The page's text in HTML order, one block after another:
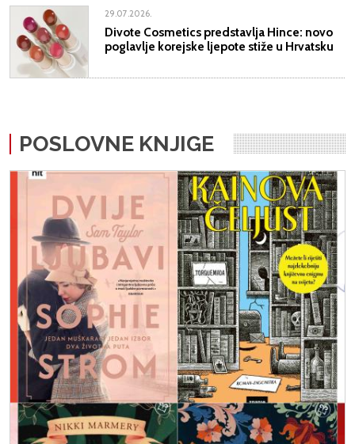
29.07.2026.
Divote Cosmetics predstavlja Hince: novo
poglavlje korejske ljepote stiže u Hrvatsku
POSLOVNE KNJIGE